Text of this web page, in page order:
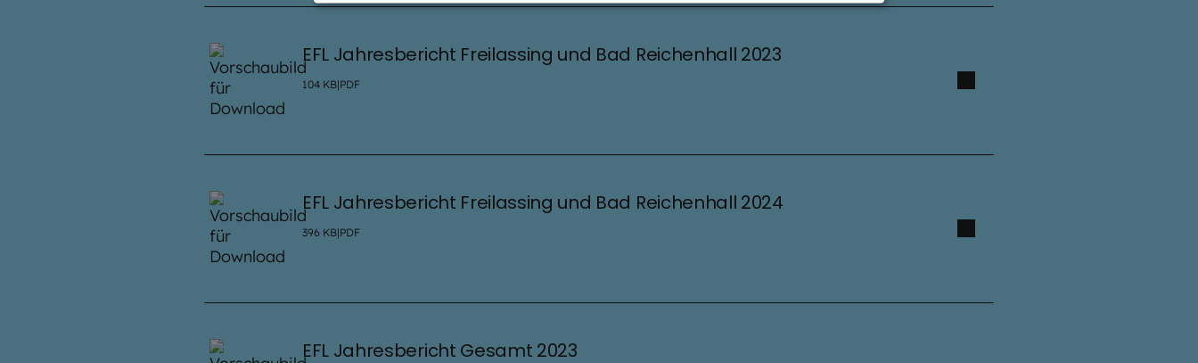
EFL Jahresbericht Freilassing und Bad Reichenhall 2023
104 KB|PDF
EFL Jahresbericht Freilassing und Bad Reichenhall 2024
396 KB|PDF
EFL Jahresbericht Gesamt 2023